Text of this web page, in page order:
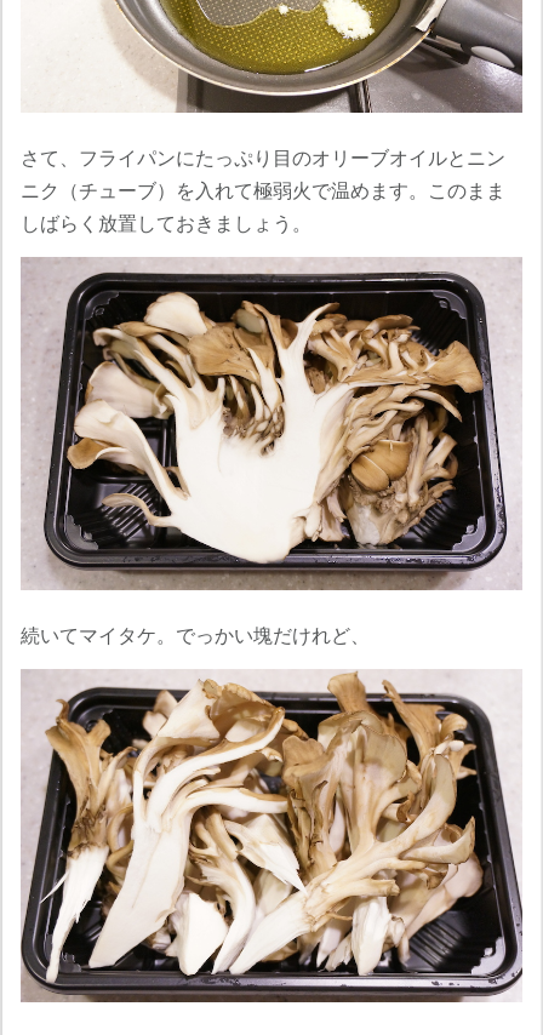
さて、フライパンにたっぷり目のオリーブオイルとニン
ニク（チューブ）を入れて極弱火で温めます。このまま
しばらく放置しておきましょう。
続いてマイタケ。でっかい塊だけれど、